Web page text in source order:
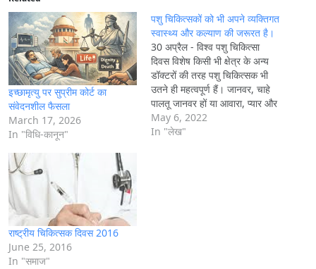
n
g
…
इच्छामृत्यु पर सुप्रीम कोर्ट का
संवेदनशील फैसला
March 17, 2026
In "विधि-कानून"
पशु चिकित्सकों को भी अपने व्यक्तिगत
स्वास्थ्य और कल्याण की जरूरत है।
30 अप्रैल - विश्व पशु चिकित्सा
दिवस विशेष किसी भी क्षेत्र के अन्य
डॉक्टरों की तरह पशु चिकित्सक भी
उतने ही महत्वपूर्ण हैं। जानवर, चाहे
पालतू जानवर हों या आवारा, प्यार और
देखभाल की जरूरत होती है। और यहीं
से पशु चिकित्सक बचाव के लिए आते
May 6, 2022
In "लेख"
राष्ट्रीय चिकित्सक दिवस 2016
June 25, 2016
In "समाज"